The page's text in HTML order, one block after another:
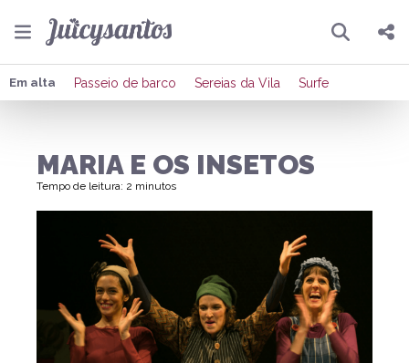
Pesquisar
Compartilhar
Enviar por Whatsapp
Publicar no Facebook
Publicar no X
Em alta Passeio de barco Sereias da Vila Surfe
MARIA E OS INSETOS
Tempo de leitura: 2 minutos